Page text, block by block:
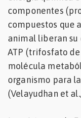
componentes
compuestos que
animal liberan su
ATP (trifosfato de
molécula
organismo para
(Velayudhan et